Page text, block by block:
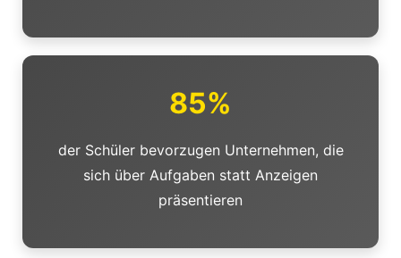
85%
der Schüler bevorzugen Unternehmen, die
sich über Aufgaben statt Anzeigen
präsentieren